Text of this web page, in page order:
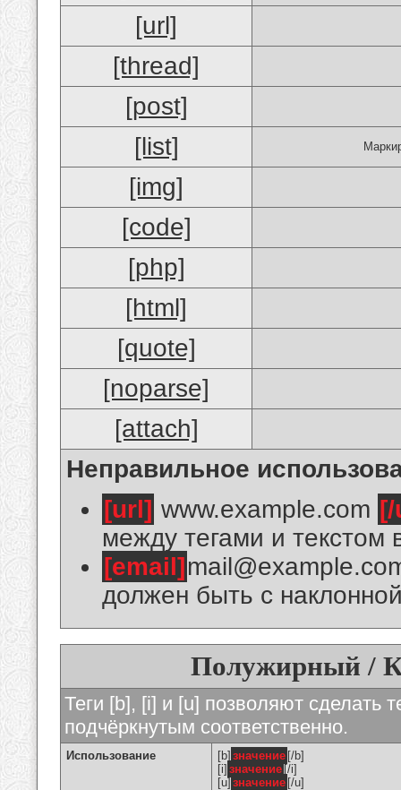
[url]
[thread]
[post]
[list]
[img]
[code]
[php]
[html]
[quote]
[noparse]
[attach]
Неправильное
[url] www.example.com
между тегами и текстом
[email]
должен быть с
Полужирный /
Теги [b], [i] и [u] позволяют сделать
подчёркнутым соответственно.
Использование [b] значение [/b]
[i] значение [/i]
[u] значение [/u]